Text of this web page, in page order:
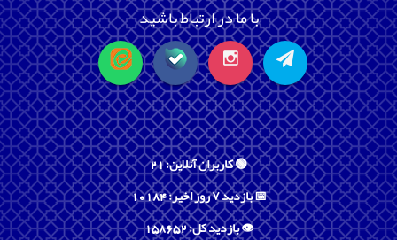
با ما در ارتباط باشید
🟢 کاربران آنلاین: 21
📅 بازدید ۷ روز اخیر: 10184
👁️ بازدید کل: 158652